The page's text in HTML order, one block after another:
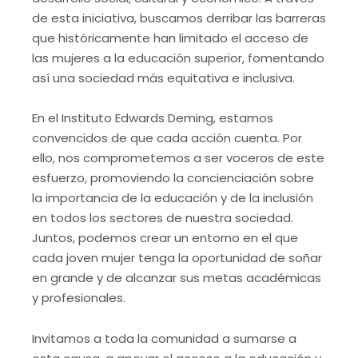
de esta iniciativa, buscamos derribar las barreras
que históricamente han limitado el acceso de
las mujeres a la educación superior, fomentando
así una sociedad más equitativa e inclusiva.
En el Instituto Edwards Deming, estamos
convencidos de que cada acción cuenta. Por
ello, nos comprometemos a ser voceros de este
esfuerzo, promoviendo la concienciación sobre
la importancia de la educación y de la inclusión
en todos los sectores de nuestra sociedad.
Juntos, podemos crear un entorno en el que
cada joven mujer tenga la oportunidad de soñar
en grande y de alcanzar sus metas académicas
y profesionales.
Invitamos a toda la comunidad a sumarse a